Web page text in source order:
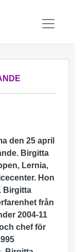
den 25 april
Birgitta
Lernia,
Hon
Birgitta
från
2004-11
chef för